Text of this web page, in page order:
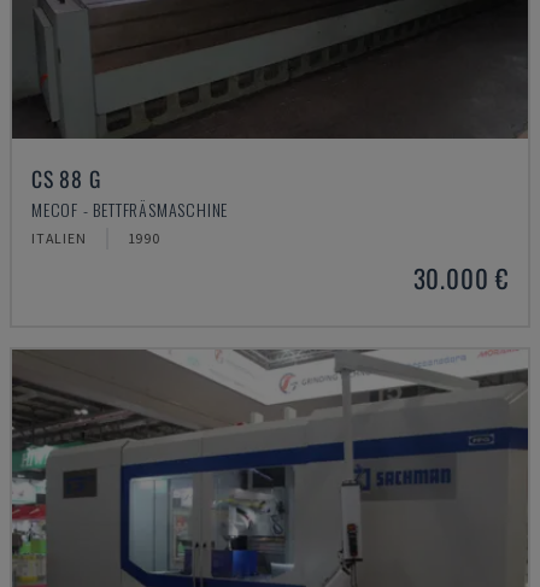
CS 88 G
MECOF - BETTFRÄSMASCHINE
ITALIEN 1990
30.000 €